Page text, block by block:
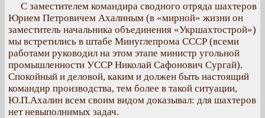
С заместителем командира сводного отряда шахтеров
Юрием Петровичем Ахалиным (в «мирной» жизни он
заместитель начальника объединения «Укршахтострой»)
мы встретились в штабе Минуглепрома СССР (всеми
работами руководил на этом этапе министр угольной
промышленности УССР Николай Сафонович Сургай).
Спокойный и деловой, каким и должен быть настоящий
командир производства, тем более в такой ситуации,
Ю.П.Ахалин всем своим видом доказывал: для шахтеров
нет невыполнимых задач.